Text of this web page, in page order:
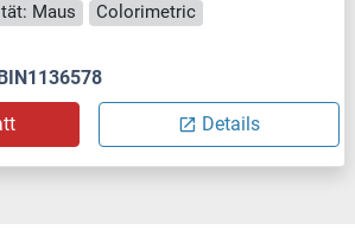
Maus Colorimetric
Details